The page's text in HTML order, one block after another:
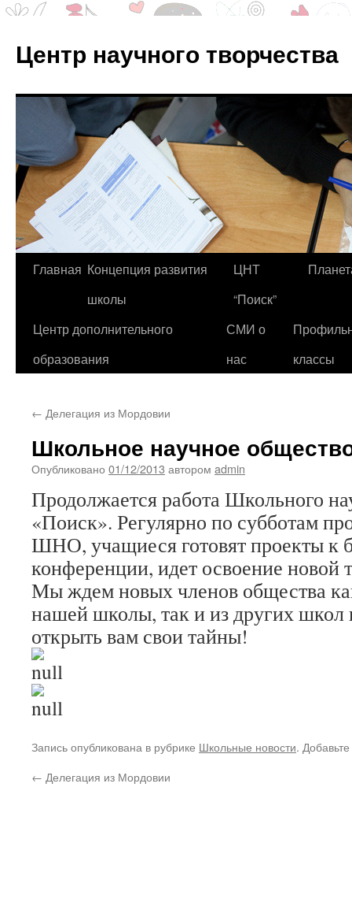
Центр научного творчества
Перейти
содержимому
Главная Концепция развития
школы
ЦНТ
“Поиск”
Центр дополнительного
образования
СМИ о
нас
классы
← Делегация из Мордовии
Школьное научное
Опубликовано 01/12/2013 автором admin
Продолжается работа Школьного
«Поиск». Регулярно по субботам
ШНО, учащиеся готовят проекты к
конференции, идет освоение новой
Мы ждем новых членов общества
нашей школы, так и из других школ
открыть вам свои тайны!
Запись опубликована в рубрике Школьные новости.
← Делегация из Мордовии